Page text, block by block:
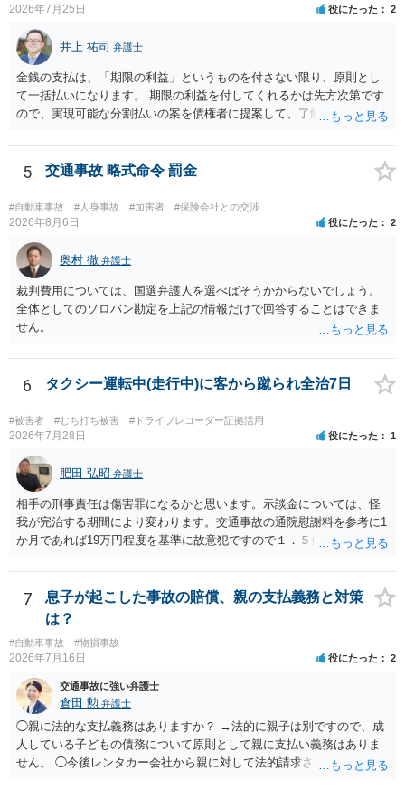
2026年7月25日 役にたった 2
井上 祐司 弁護士
金銭の支払は、「期限の利益」というものを付さない限り、原則とし
て一括払いになります。 期限の利益を付してくれるかは先方次第です
ので、実現可能な分割払いの案を債権者に提案して、了解してもらえ
5 交通事故 略式命令 罰金
#自動車事故 #人身事故 #加害者 #保険会社との交渉
2026年8月6日 役にたった 2
奥村 徹 弁護士
裁判費用については、国選弁護人を選べばそうかからないでしょう。
全体としてのソロバン勘定を上記の情報だけで回答することはできま
せん。
6 タクシー運転中(走行中)に客から蹴られ全治7日
#被害者 #むち打ち被害 #ドライブレコーダー証拠活用
2026年7月28日 役にたった 1
肥田 弘昭 弁護士
相手の刑事責任は傷害罪になるかと思います。示談金については、怪
我が完治する期間により変わります。交通事故の通院慰謝料を参考に1
か月であれば19万円程度を基準に故意犯ですので１．５倍か2倍程度す
上がるかと思います。ご参考にしてください。
7
息子が起こした事故の賠償、親の支払義務と対策
は？
#自動車事故 #物損事故
2026年7月16日 役にたった 2
交通事故に強い弁護士
倉田 勲 弁護士
◯親に法的な支払義務はありますか？ →法的に親子は別ですので、成
人している子どもの債務について原則として親に支払い義務はありま
せん。 ◯今後レンタカー会社から親に対して法的請求される可能性は
低いでしょう。 ◯親である私は今後どう対応すべきでしょうか？ →債